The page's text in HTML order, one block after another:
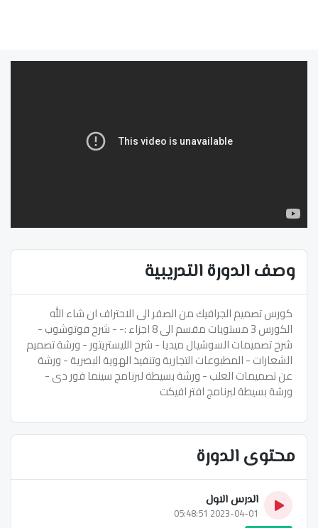
وصف الدورة التدريبية
كورس تصميم الجرافيك من الصفر الى الاحتراف ان شاء الله
الكورس 3 مستويات مقسم الى 8 اجزاء :- - شرح فوتوشوب -
شرح تصميمات السوشيال ميديا - شرح الليستريتور - ورشة تصميم
الشعارات - المطبوعات التجارية وتنفيذ الهوية البصرية - ورشة
عن تصميمات العلب - ورشة بسيطة لبرنامج سينما فور دى -
ورشة بسيطة لبرنامج افتر افيكت
محتوى الدورة
الدرس الاول
2023-04-01 05:48:51